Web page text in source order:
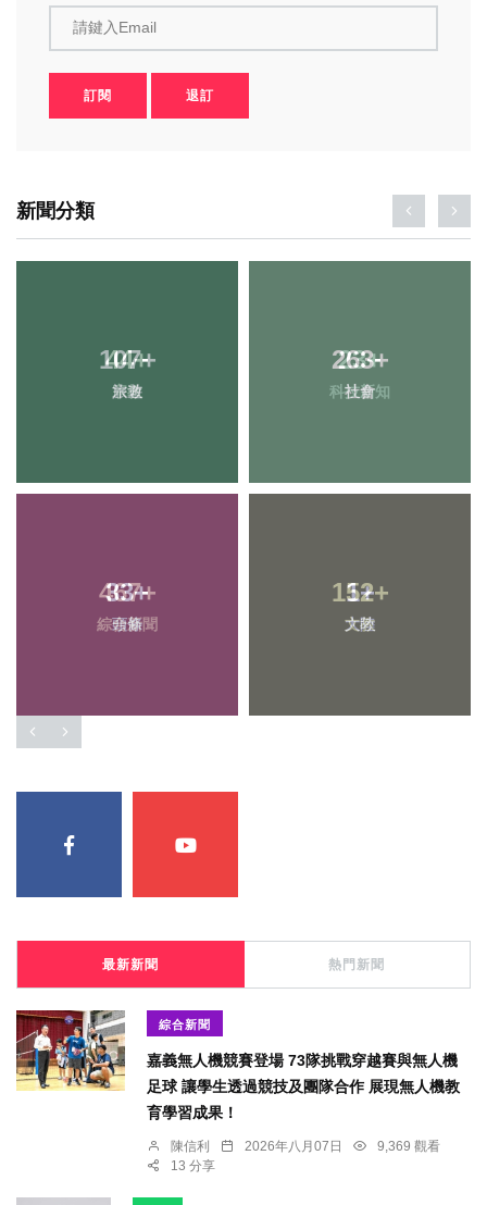
請鍵入Email
訂閱 退訂
新聞分類
107+
旅遊
263+
社會
33+
頭條
1+
大陸
最新新聞 熱門新聞
綜合新聞
嘉義無人機競賽登場 73隊挑戰穿越賽與無人機
足球 讓學生透過競技及團隊合作 展現無人機教
育學習成果！
陳信利 2026年八月07日
9,369 觀看
13 分享